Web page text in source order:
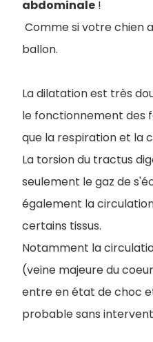
abdominale !
Comme si votre chien
ballon.
La dilatation est très
le fonctionnement des
que la respiration et la
La torsion du tractus
seulement le gaz de
également la
certains tissus.
Notamment la
(veine majeure du
entre en état de choc
probable sans